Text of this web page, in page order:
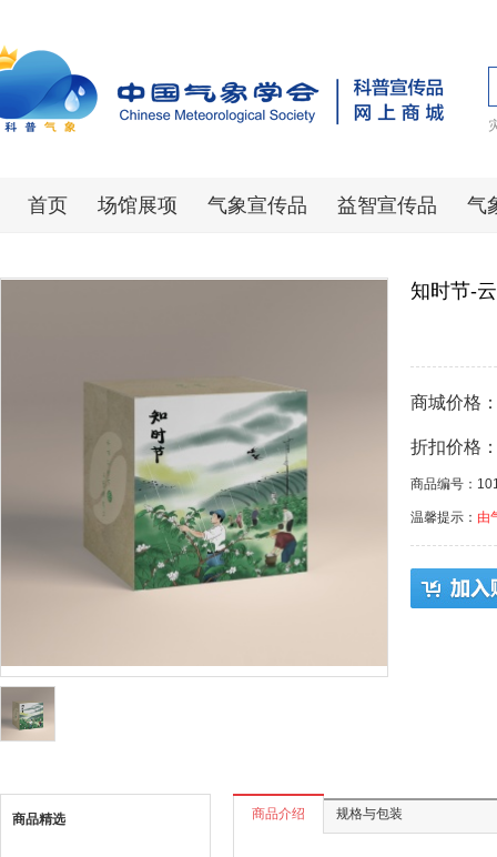
首页 场馆展项 气象宣传品 益智宣传品 气
知时节-
商城价格
折扣价格
商品编号：
温馨提示： 由
商品精选 商品介绍 规格与包装